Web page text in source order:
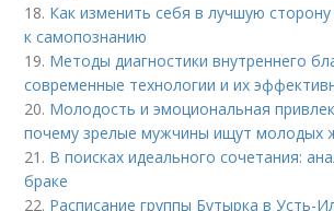
18. Как изменить себя в лучшую
к самопознанию
19. Методы диагностики внутреннего
современные технологии и их
20. Молодость и эмоциональная
почему зрелые мужчины ищут молодых
21. В поисках идеального сочетания:
браке
22. Расписание группы Бутырка в Усть-